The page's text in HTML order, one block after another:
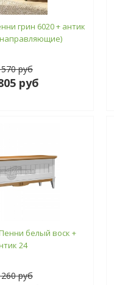
грин 6020 + антик
руб
руб
белый воск +
24
руб